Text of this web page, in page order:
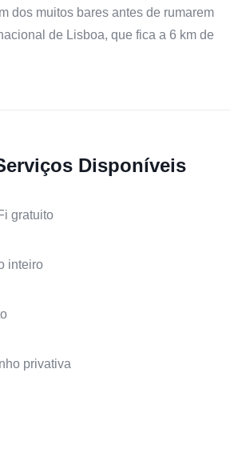
dos muitos bares antes de rumarem
de Lisboa, que fica a 6 km de
Disponíveis
gratuito
inteiro
privativa